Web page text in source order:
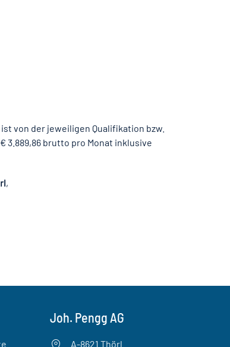
von der jeweiligen Qualifikation bzw.
brutto pro Monat inklusive
,
Joh. Pengg AG
A-8621 Thörl